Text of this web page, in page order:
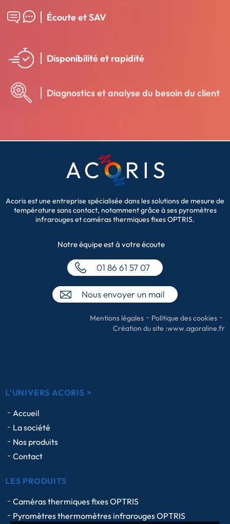
Écoute et SAV
Disponibilité et rapidité
Diagnostics et analyse du besoin du client
Acoris est une entreprise spécialisée dans les solutions de mesure de
température sans contact, notamment grâce à ses pyromètres
infrarouges et caméras thermiques fixes OPTRIS.
Notre équipeest à votre écoute
01 86 61 57 07
Nous envoyer un mail
Mentions légales
Politique des cookies
Création du site :www.agoraline.fr
L'UNIVERS ACORIS >
Accueil
La société
Nos produits
Contact
LES PRODUITS
Caméras thermiques fixes OPTRIS
Pyromètres thermomètres infrarouges OPTRIS